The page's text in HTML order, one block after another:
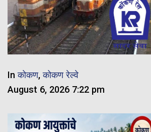
Inकोकण,कोकण रेल्वे
August 6, 2026 7:22 pm